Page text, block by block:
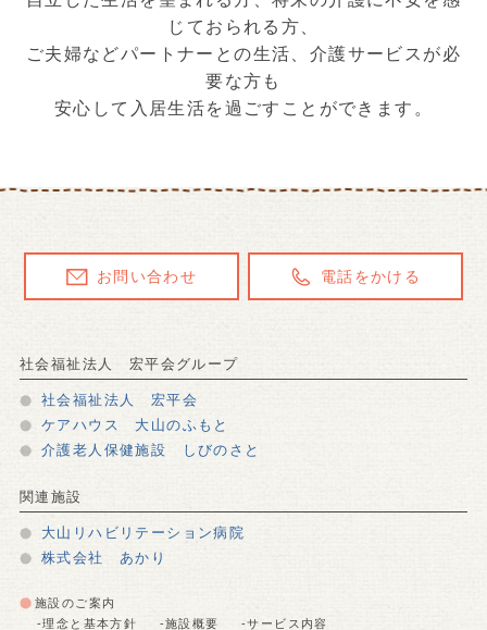
じておられる方、
ご夫婦などパートナーとの生活、介護サービスが必
要な方も
安心して入居生活を過ごすことができます。
お問い合わせ 電話をかける
社会福祉法人 宏平会グループ
社会福祉法人 宏平会
ケアハウス 大山のふもと
介護老人保健施設 しびのさと
関連施設
大山リハビリテーション病院
株式会社 あかり
施設のご案内
-理念と基本方針
-施設概要 -サービス内容